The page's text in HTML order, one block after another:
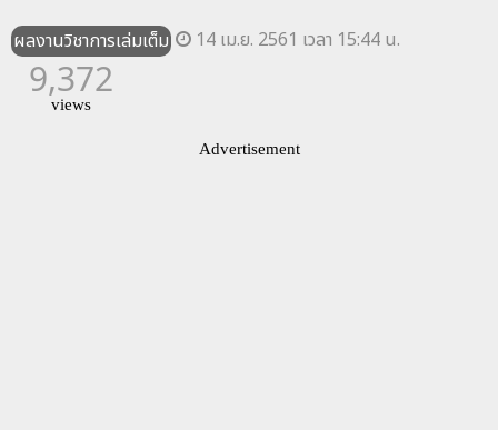
ผลงานวิชาการเล่มเต็ม 14 เม.ย. 2561 เวลา 15:44 น.
9,372
views
Advertisement